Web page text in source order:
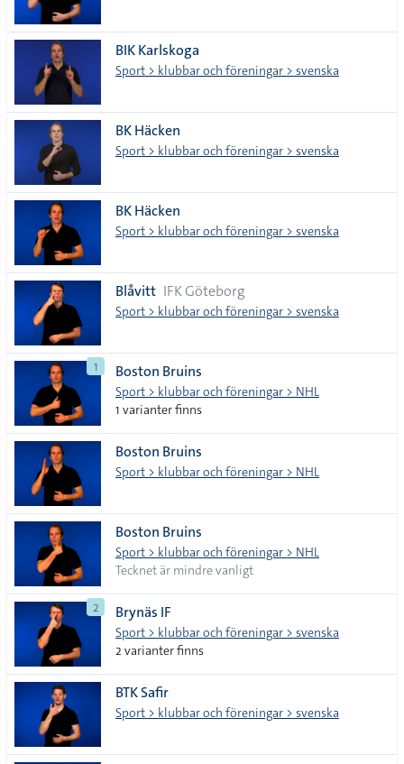
BIK Karlskoga
Sport > klubbar och föreningar > svenska
BK Häcken
Sport > klubbar och föreningar > svenska
BK Häcken
Sport > klubbar och föreningar > svenska
Blåvitt IFK Göteborg
Sport > klubbar och föreningar > svenska
1 Boston Bruins
Sport > klubbar och föreningar > NHL
1 varianter finns
Boston Bruins
Sport > klubbar och föreningar > NHL
Boston Bruins
Sport > klubbar och föreningar > NHL
Tecknet är mindre vanligt
2 Brynäs IF
Sport > klubbar och föreningar > svenska
2 varianter finns
BTK Safir
Sport > klubbar och föreningar > svenska